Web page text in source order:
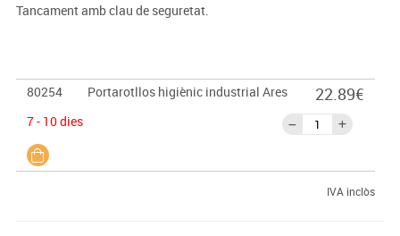
Tancament amb clau de seguretat.
80254
Portarotllos higiènic industrial Ares
7 - 10 dies
22.89€
IVA inclòs